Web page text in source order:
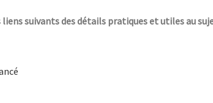
suivants des détails pratiques et utiles au